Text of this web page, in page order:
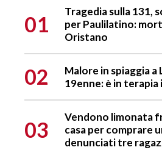
01
Tragedia sulla 131,
per Paulilatino:
Oristano
02
Malore in spiaggia
19enne: è in
03
Vendono limonata
casa per comprare
denunciati tre